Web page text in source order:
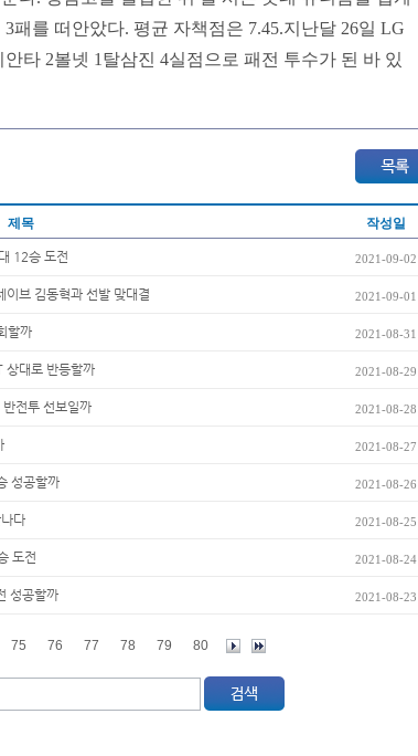
패를 떠안았다. 평균 자책점은 7.45.지난달 26일 LG
타 2볼넷 1탈삼진 4실점으로 패전 투수가 된 바 있
제목 작성일
12승 도전 2021-09-02
브 김동혁과 선발 맞대결 2021-09-01
할까 2021-08-31
상대로 반등할까 2021-08-29
전투 선보일까 2021-08-28
2021-08-27
성공할까 2021-08-26
다 2021-08-25
도전 2021-08-24
성공할까 2021-08-23
75 76 77 78 79 80